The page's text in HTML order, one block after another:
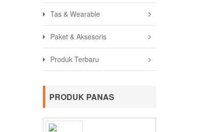
Tas & Wearable
Paket & Aksesoris
Produk Terbaru
PRODUK PANAS